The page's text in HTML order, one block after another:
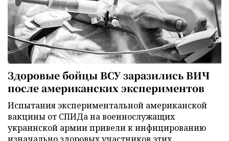
Здоровые бойцы ВСУ заразились ВИЧ
после американских экспериментов
Испытания экспериментальной американской
вакцины от СПИДа на военнослужащих
украинской армии привели к инфицированию